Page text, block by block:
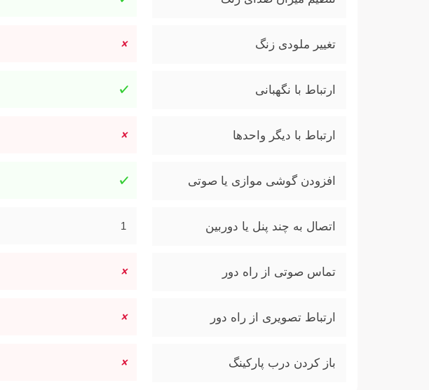
تغییر ملودی زنگ
ارتباط با نگهبانی
ارتباط با دیگر واحدها
افزودن گوشی موازی یا صوتی
اتصال به چند پنل یا دوربین 1
تماس صوتی از راه دور
ارتباط تصویری از راه دور
باز کردن درب پارکینگ